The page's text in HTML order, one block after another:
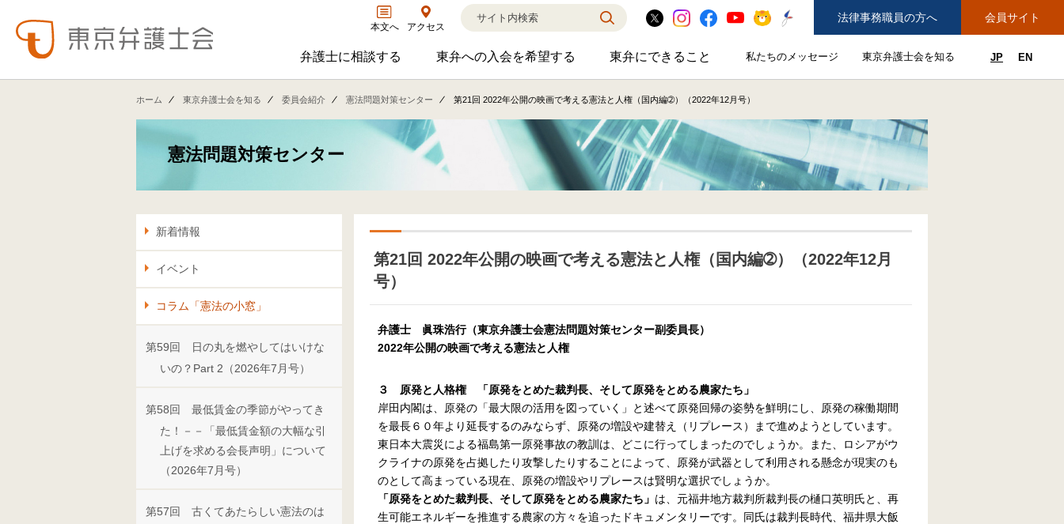
本文へ アクセス
法律事務職員の方へ 会員サイト
弁護士に相談する弁護士に相談するのサブメニューを開閉
東弁への入会を希望する東弁への入会を希望するのサブメニューを開閉
東弁にできること東弁にできることのサブメニューを開閉
私たちのメッセージ私たちのメッセージのサブメニューを開閉
東京弁護士会を知る東京弁護士会を知るのサブメニ
JP EN
ホーム 東京弁護士会を知る 委員会紹介 憲法問題対策センター 第21回 2022年公開の映画で考える憲法と人権（国内編➁）（2022年12月号）
憲法問題対策センター
新着情報
イベント
コラム「憲法の小窓」
第59回 日の丸を燃やしてはいけな
いの？Part 2（2026年7月号）
第58回 最低賃金の季節がやってき
た！－－「最低賃金額の大幅な引
上げを求める会長声明」について
（2026年7月号）
第57回 古くてあたらしい憲法のは
第21回 2022年公開の映画で考える憲法と人権（国内編➁）（2022年12月
号）
弁護士 眞珠浩行（東京弁護士会憲法問題対策センター副委員長）
2022年公開の映画で考える憲法と人権
３ 原発と人格権
「原発をとめた裁判長、そして原発をとめる農家たち」
岸田内閣は、原発の「最大限の活用を図っていく」と述べて原発回帰の姿勢を鮮明にし、原発の稼働期間
を最長６０年より延長するのみならず、原発の増設や建替え（リプレース）まで進めようとしています。
東日本大震災による福島第一原発事故の教訓は、どこに行ってしまったのでしょうか。また、ロシアがウ
クライナの原発を占拠したり攻撃したりすることによって、原発が武器として利用される懸念が現実のも
のとして高まっている現在、原発の増設やリプレースは賢明な選択でしょうか。
「原発をとめた裁判長、そして原発をとめる農家たち」 は、元福井地方裁判所裁判長の樋口英明氏と、再
生可能エネルギーを推進する農家の方々を追ったドキュメンタリーです。同氏は裁判長時代、福井県大飯